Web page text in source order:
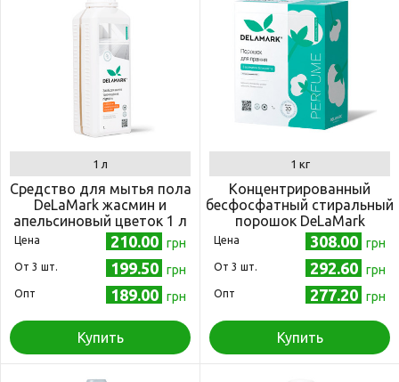
1 л
Средство для мытья пола
DeLaMark жасмин и
апельсиновый цветок 1 л
Цена 210.00 грн
Oт 3 шт. 199.50 грн
Опт 189.00 грн
Купить
1 кг
Концентрированный
бесфосфатный стиральный
порошок DeLaMark
Universal с ароматом
белых цветов 1 кг
Цена 308.00 грн
Oт 3 шт. 292.60 грн
Опт 277.20 грн
Купить